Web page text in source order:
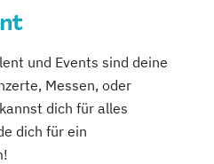
und Events sind deine
Messen, oder
dich für alles
dich für ein